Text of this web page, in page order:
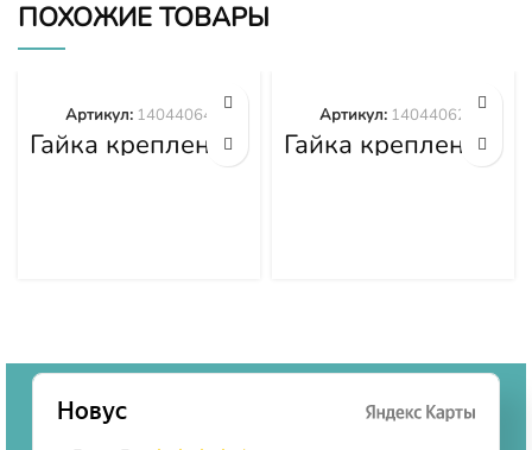
ПОХОЖИЕ ТОВАРЫ
Гайка крепления
башмака
Артикул: 14044064
Гайка крепления
башмака
Артикул: 14044062